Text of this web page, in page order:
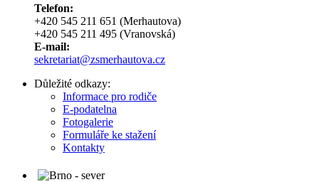
Telefon:
+420 545 211 651 (Merhautova)
+420 545 211 495 (Vranovská)
E-mail:
sekretariat@zsmerhautova.cz
Důležité odkazy:
Informace pro rodiče
E-podatelna
Fotogalerie
Formuláře ke stažení
Kontakty